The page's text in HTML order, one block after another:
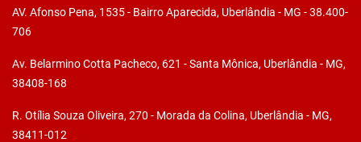
AV. Afonso Pena, 1535 - Bairro Aparecida, Uberlândia - MG - 38.400-
706
Av. Belarmino Cotta Pacheco, 621 - Santa Mônica, Uberlândia - MG,
38408-168
R. Otília Souza Oliveira, 270 - Morada da Colina, Uberlândia - MG,
38411-012